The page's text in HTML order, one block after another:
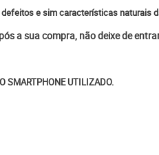
e sim características naturais
a sua compra, não deixe de
SMARTPHONE UTILIZADO.